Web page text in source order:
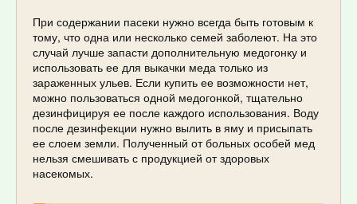
При содержании пасеки нужно всегда быть готовым к
тому, что одна или несколько семей заболеют. На это
случай лучше запасти дополнительную медогонку и
использовать ее для выкачки меда только из
зараженных ульев. Если купить ее возможности нет,
можно пользоваться одной медогонкой, тщательно
дезинфицируя ее после каждого использования. Воду
после дезинфекции нужно вылить в яму и присыпать
ее слоем земли. Полученный от больных особей мед
нельзя смешивать с продукцией от здоровых
насекомых.